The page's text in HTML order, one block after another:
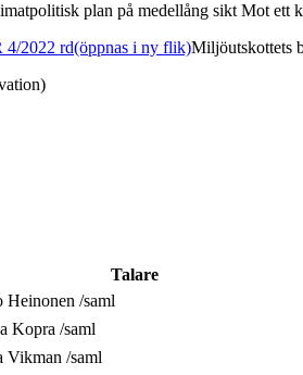
plan på medellång sikt Mot ett
4/2022 rd(öppnas i ny flik)Miljöutskottets
Talare
Heinonen /saml
Kopra /saml
Vikman /saml